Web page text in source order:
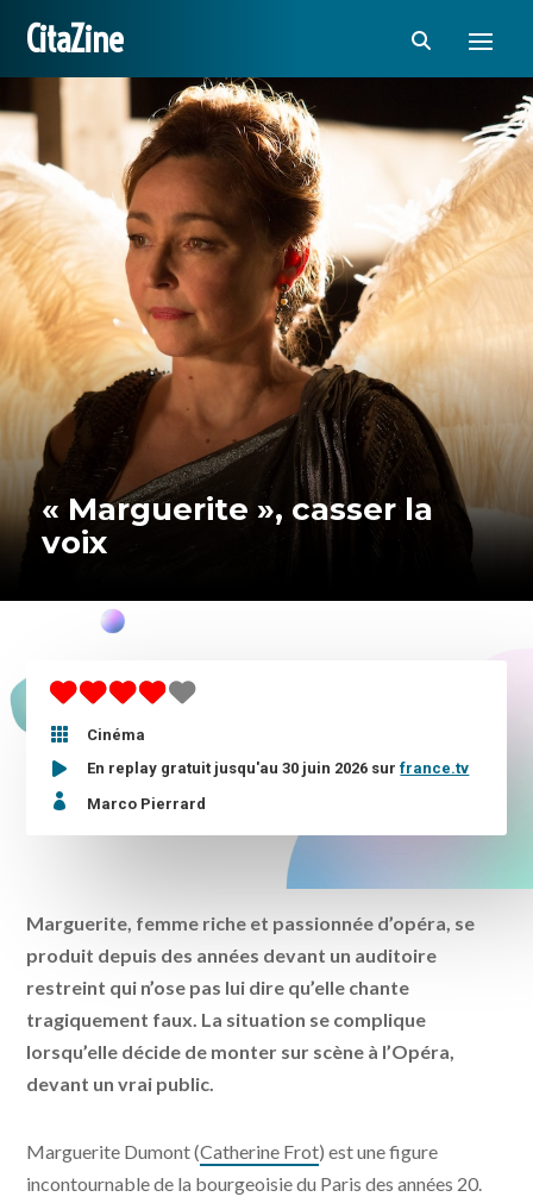
CitaZine
« Marguerite », casser la
voix

Cinéma
En replay gratuit jusqu'au 30 juin 2026 surfrance.tv
 Marco Pierrard
Marguerite, femme riche et passionnée d’opéra, se
produit depuis des années devant un auditoire
restreint qui n’ose pas lui dire qu’elle chante
tragiquement faux. La situation se complique
lorsqu’elle décide de monter sur scène à l’Opéra,
devant un vrai public.
Marguerite Dumont (Catherine Frot) est une figure
incontournable de la bourgeoisie du Paris des années 20.